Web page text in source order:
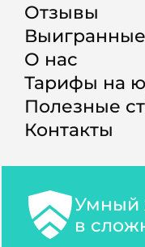
Отзывы
О нас
Тарифы на
Полезные
Контакты
Умный
в